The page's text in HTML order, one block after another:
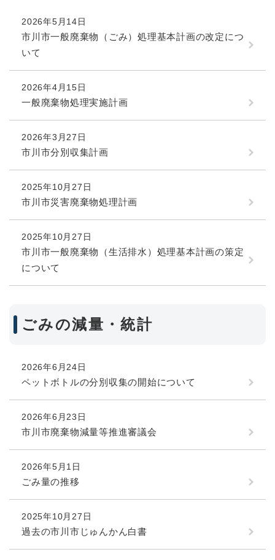
2026年5月14日
市川市一般廃棄物（ごみ）処理基本計画の改定につ
いて
2026年4月15日
一般廃棄物処理実施計画
2026年3月27日
市川市分別収集計画
2025年10月27日
市川市災害廃棄物処理計画
2025年10月27日
市川市一般廃棄物（生活排水）処理基本計画の策定
について
ごみの減量・統計
2026年6月24日
ペットボトルの分別収集の開始について
2026年6月23日
市川市廃棄物減量等推進審議会
2026年5月1日
ごみ量の推移
2025年10月27日
過去の市川市じゅんかん白書